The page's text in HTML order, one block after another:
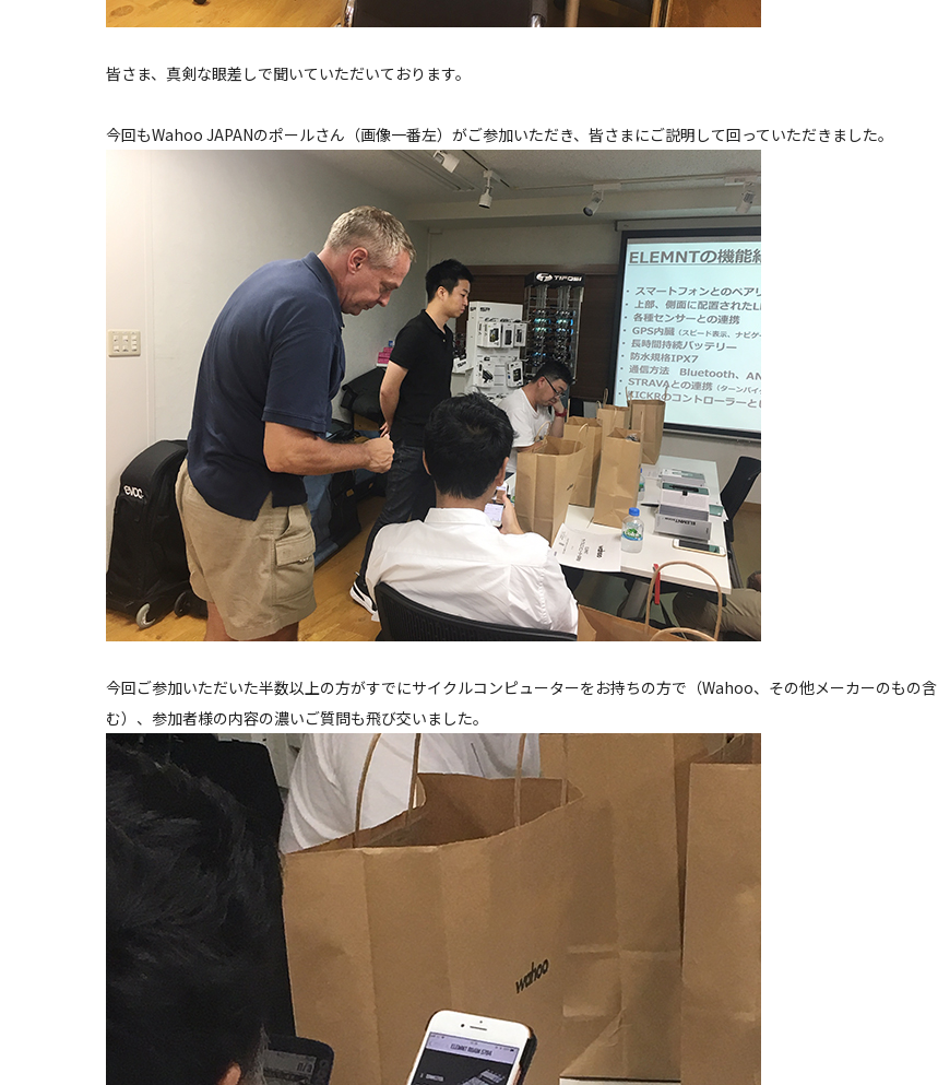
皆さま、真剣な眼差しで聞いていただいております。
今回もWahoo JAPANのポールさん（画像一番左）がご参加いただき、皆さまにご説明して回っていただきました。
今回ご参加いただいた半数以上の方がすでにサイクルコンピューターをお持ちの方で（Wahoo、その他メーカーのもの含
む）、参加者様の内容の濃いご質問も飛び交いました。